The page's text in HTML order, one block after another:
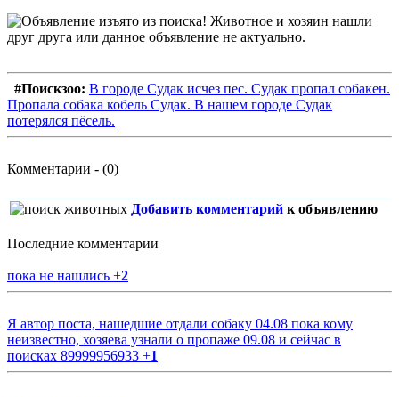
#Поискзоо: В городе Судак исчез пес. Судак пропал собакен.
Пропала собака кобель Судак. В нашем городе Судак
потерялся пёсель.
Комментарии - (0)
Добавить комментарий к объявлению
Последние комментарии
пока не нашлись +2
Я автор поста, нашедшие отдали собаку 04.08 пока кому
неизвестно, хозяева узнали о пропаже 09.08 и сейчас в
поисках 89999956933 +1